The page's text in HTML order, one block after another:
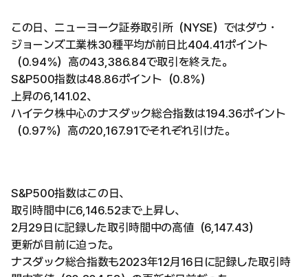
この日、ニューヨーク証券取引所（NYSE）ではダウ・
ジョーンズ工業株30種平均が前日比404.41ポイント
（0.94％）高の43,386.84で取引を終えた。
S&P500指数は48.86ポイント（0.8％）
上昇の6,141.02、
ハイテク株中心のナスダック総合指数は194.36ポイント
（0.97％）高の20,167.91でそれぞれ引けた。
S&P500指数はこの日、
取引時間中に6,146.52まで上昇し、
2月29日に記録した取引時間中の高値（6,147.43）
更新が目前に迫った。
ナスダック総合指数も2023年12月16日に記録した取引時